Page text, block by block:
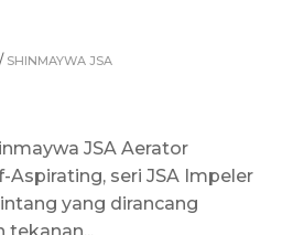
SHINMAYWA JSA
JSA Aerator
Aspirating, seri JSA Impeler
yang dirancang